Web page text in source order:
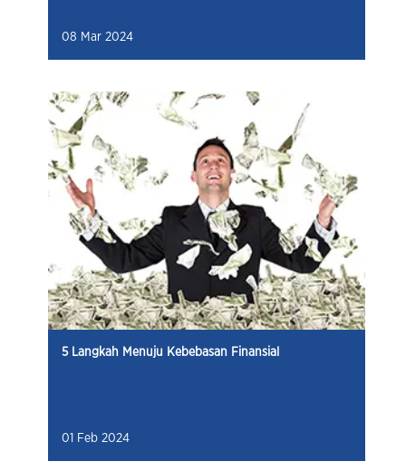
08 Mar 2024
5 Langkah Menuju Kebebasan Finansial
01 Feb 2024